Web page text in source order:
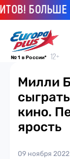
БОЛЬШЕ
№ 1 в России*
Милли
кино.
ярость
09 ноября 2022